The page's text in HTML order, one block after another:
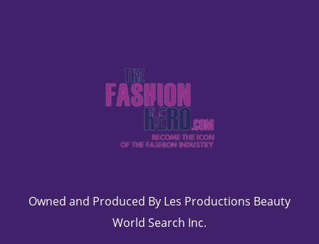
Owned and Produced By Les Productions Beauty
World Search Inc.